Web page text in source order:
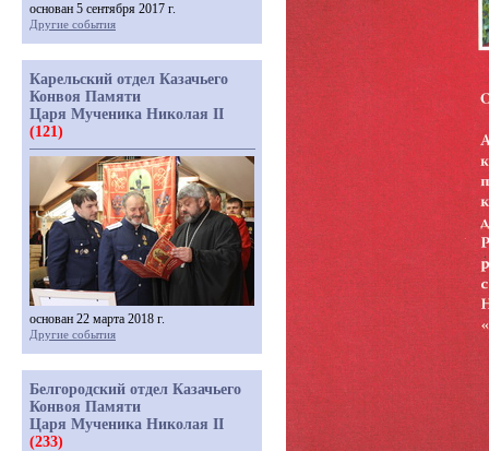
основан 5 сентября 2017 г.
Другие события
Карельский отдел Казачьего
Конвоя Памяти
Царя Мученика Николая II
(121)
основан 22 марта 2018 г.
Другие события
Белгородский отдел Казачьего
Конвоя Памяти
Царя Мученика Николая II
(233)